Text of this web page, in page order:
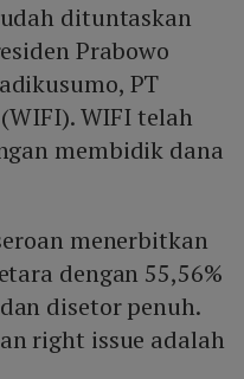
dituntaskan
Prabowo
PT
WIFI telah
membidik dana
menerbitkan
dengan 55,56%
disetor penuh.
right issue adalah